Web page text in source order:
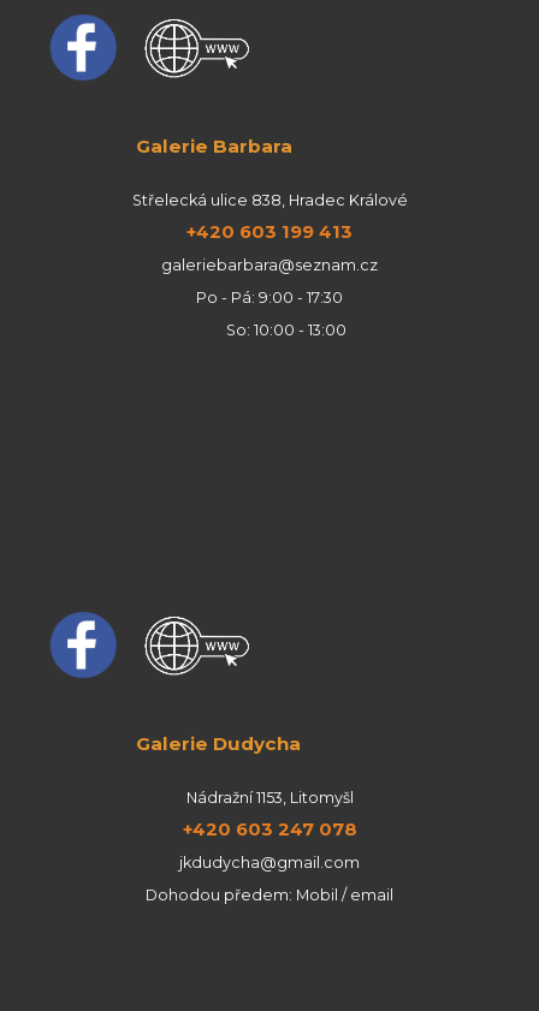
Galerie Barbara
Střelecká ulice 838, Hradec Králové
+420 603 199 413
galeriebarbara@seznam.cz
Po - Pá: 9:00 - 17:30
So: 10:00 - 13:00
Galerie Dudycha
Nádražní 1153, Litomyšl
+420 603 247 078
jkdudycha@gmail.com
Dohodou předem: Mobil / email